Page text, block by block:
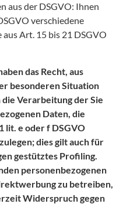
aus der DSGVO: Ihnen
verschiedene
aus Art. 15 bis 21 DSGVO
das Recht, aus
besonderen Situation
Verarbeitung der Sie
Daten, die
lit. e oder f DSGVO
dies gilt auch für
gestütztes Profiling.
personenbezogenen
zu betreiben,
Widerspruch gegen